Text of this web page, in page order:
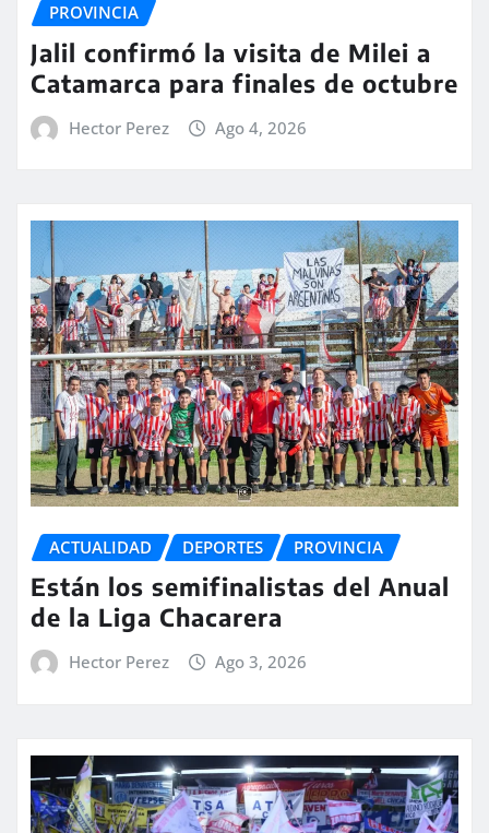
PROVINCIA
Jalil confirmó la visita de Milei a
Catamarca para finales de octubre
Hector Perez Ago 4, 2026
ACTUALIDAD DEPORTES PROVINCIA
Están los semifinalistas del Anual
de la Liga Chacarera
Hector Perez Ago 3, 2026